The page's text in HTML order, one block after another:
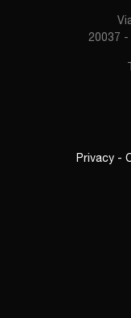
20037
Privacy -